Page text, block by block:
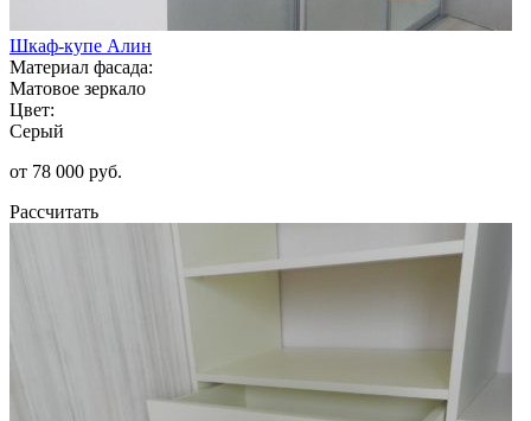
Шкаф-купе Алин
Материал фасада:
Матовое зеркало
Цвет:
Серый
от 78 000 руб.
Рассчитать